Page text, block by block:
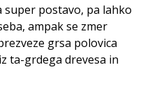
super postavo, pa lahko
ampak se zmer
grsa polovica
ta-grdega drevesa in